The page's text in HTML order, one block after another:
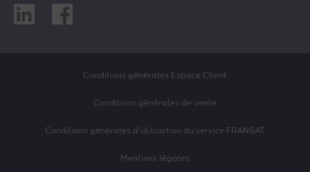
LinkedinFacebook
Conditions générales Espace Client
Conditions générales de vente
Conditions générales d’utilisation du service FRANSAT
Mentions légales